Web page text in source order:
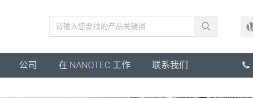
公司 在 NANOTEC 工作 联系我们